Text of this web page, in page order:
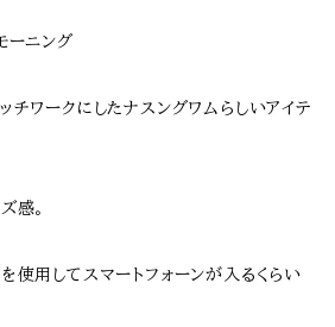
ーニング
チワークにしたナスングワムらしいアイテ
感。
使用してスマートフォーンが入るくらい